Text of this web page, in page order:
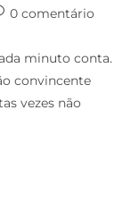
0 comentário
minuto conta.
convincente
vezes não